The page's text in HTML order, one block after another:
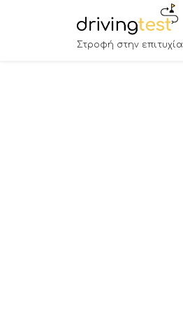
Στροφή στην επιτυχία